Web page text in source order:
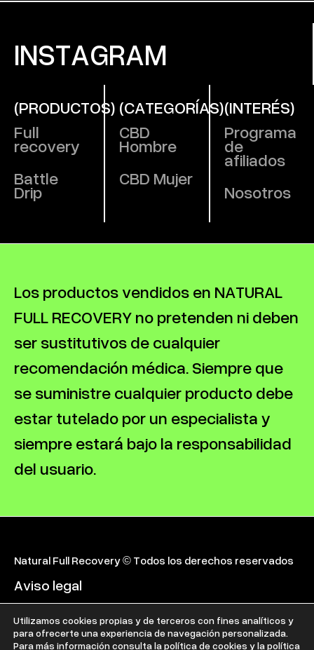
INSTAGRAM
(PRODUCTOS)
Full
recovery
Battle
Drip
(CATEGORÍAS)
CBD
Hombre
CBD Mujer
(INTERÉS)
Programa
de
afiliados
Nosotros
Los productos vendidos en NATURAL
FULL RECOVERY no pretenden ni deben
ser sustitutivos de cualquier
recomendación médica. Siempre que
se suministre cualquier producto debe
estar tutelado por un especialista y
siempre estará bajo la responsabilidad
del usuario.
Natural Full Recovery © Todos los derechos reservados
Aviso legal
Términos de venta
Utilizamos cookies propias y de terceros con fines analíticos y
para ofrecerte una experiencia de navegación personalizada.
Para más información consulta lapolítica de cookies y lapolítica